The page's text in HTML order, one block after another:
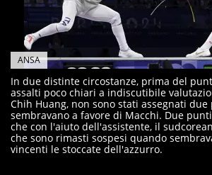
ANSA
In due distinte circostanze, prima del
assalti poco chiari a indiscutibile
Chih Huang, non sono stati assegnati
sembravano a favore di Macchi. Due
che con l'aiuto dell'assistente, il
che sono rimasti sospesi quando
vincenti le stoccate dell'azzurro.